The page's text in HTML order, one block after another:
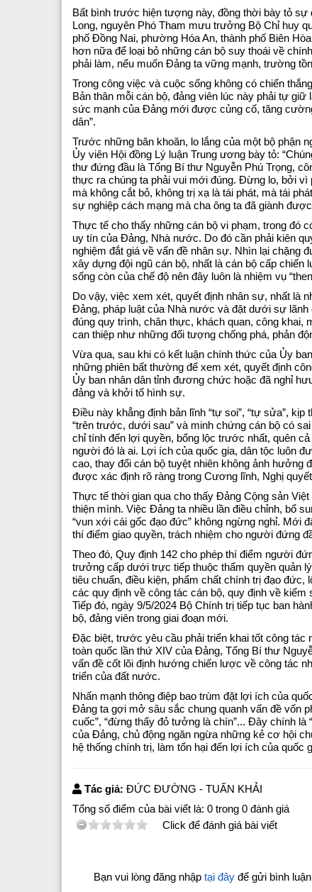
Bất bình trước hiện tượng này, đồng thời bày tỏ
Long, nguyên Phó Tham mưu trưởng Bộ Chỉ huy
phố Đồng Nai, phường Hóa An, thành phố Biên
hơn nữa để loại bỏ những cán bộ suy thoái về
phải làm, nếu muốn Đảng ta vững mạnh, trường
Trong công việc và cuộc sống không có chiến
Bản thân mỗi cán bộ, đảng viên lúc này phải tự
sức mạnh của Đảng mới được củng cố, tăng
dân”.
Trước những băn khoăn, lo lắng của một bộ phận
Ủy viên Hội đồng Lý luận Trung ương bày tỏ:
thư đứng đầu là Tổng Bí thư Nguyễn Phú Trọng,
thực ra chúng ta phải vui mới đúng. Đừng lo, bởi vì
mà không cắt bỏ, không trị xạ là tái phát, mà tái
sự nghiệp cách mạng mà cha ông ta đã giành
Thực tế cho thấy những cán bộ vi phạm, trong đó
uy tín của Đảng, Nhà nước. Do đó cần phải kiên
nghiệm đắt giá về vấn đề nhân sự. Nhìn lại chặng
xây dựng đội ngũ cán bộ, nhất là cán bộ cấp
sống còn của chế độ nên đây luôn là nhiệm vụ
Do vậy, việc xem xét, quyết định nhân sự, nhất là
Đảng, pháp luật của Nhà nước và đặt dưới sự lãnh
đúng quy trình, chân thực, khách quan, công khai,
can thiệp như những đối tượng chống phá, phản
Vừa qua, sau khi có kết luận chính thức của Ủy
những phiên bất thường để xem xét, quyết định
Ủy ban nhân dân tỉnh đương chức hoặc đã nghỉ
đảng và khởi tố hình sự.
Điều này khẳng định bản lĩnh “tự soi”, “tự sửa”,
“trên trước, dưới sau” và minh chứng cán bộ có
chỉ tính đến lợi quyền, bổng lộc trước nhất, quên
người đó là ai. Lợi ích của quốc gia, dân tộc luôn
cao, thay đổi cán bộ tuyệt nhiên không ảnh
được xác định rõ ràng trong Cương lĩnh, Nghị
Thực tế thời gian qua cho thấy Đảng Cộng sản
thiện mình. Việc Đảng ta nhiều lần điều chỉnh, bổ
“vun xới cái gốc đạo đức” không ngừng nghỉ. Mới
thí điểm giao quyền, trách nhiệm cho người đứng
Theo đó, Quy định 142 cho phép thí điểm người
trưởng cấp dưới trực tiếp thuộc thẩm quyền quản
tiêu chuẩn, điều kiện, phẩm chất chính trị đạo
các quy định về công tác cán bộ, quy định về
Tiếp đó, ngày 9/5/2024 Bộ Chính trị tiếp tục ban
bộ, đảng viên trong giai đoạn mới.
Đặc biệt, trước yêu cầu phải triển khai tốt công tác
toàn quốc lần thứ XIV của Đảng, Tổng Bí thư
vấn đề cốt lõi định hướng chiến lược về công tác
triển của đất nước.
Nhấn mạnh thông điệp bao trùm đặt lợi ích của
Đảng ta gợi mở sâu sắc chung quanh vấn đề vốn
cuốc”, “đừng thấy đỏ tưởng là chín”... Đây chính
của Đảng, chủ động ngăn ngừa những kẻ cơ hội
hệ thống chính trị, làm tổn hại đến lợi ích của quốc
Tác giả: ĐỨC ĐƯỜNG - TUẤN KHẢI
Tổng số điểm của bài viết là: 0 trong 0 đánh giá
Click để đánh giá bài viết
Bạn vui lòng đăng nhập tại đây để gửi bình